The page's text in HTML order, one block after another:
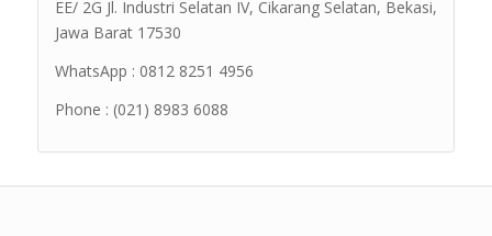
EE/ 2G Jl. Industri Selatan IV, Cikarang Selatan, Bekasi,
Jawa Barat 17530
WhatsApp : 0812 8251 4956
Phone : (021) 8983 6088